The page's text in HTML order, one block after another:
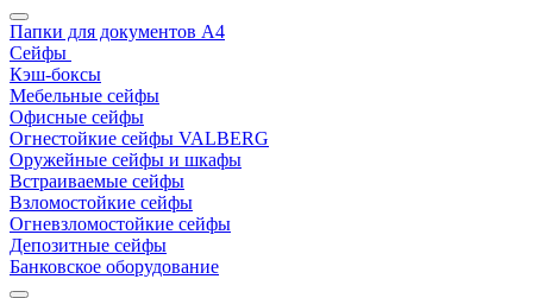
Папки для документов A4
Сейфы
Кэш-боксы
Мебельные сейфы
Офисные сейфы
Огнестойкие сейфы VALBERG
Оружейные сейфы и шкафы
Встраиваемые сейфы
Взломостойкие сейфы
Огневзломостойкие сейфы
Депозитные сейфы
Банковское оборудование